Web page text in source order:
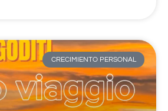
CRECIMIENTO PERSONAL